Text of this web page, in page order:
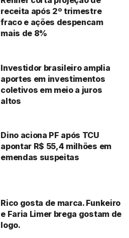
receita após 2º trimestre
fraco e ações despencam
mais de 8%
Investidor brasileiro amplia
aportes em investimentos
coletivos em meio a juros
altos
Dino aciona PF após TCU
apontar R$ 55,4 milhões em
emendas suspeitas
Rico gosta de marca. Funkeiro
e Faria Limer brega gostam de
logo.